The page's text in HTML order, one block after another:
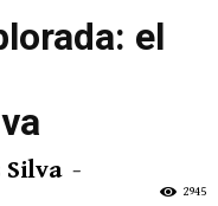
el
Silva -
2945